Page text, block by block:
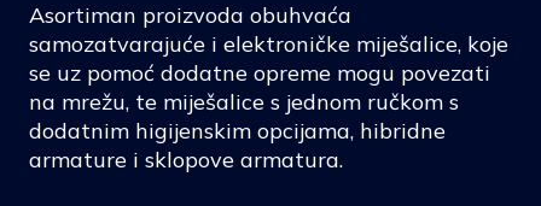
Asortiman proizvoda obuhvaća
samozatvarajuće i elektroničke miješalice, koje
se uz pomoć dodatne opreme mogu povezati
na mrežu, te miješalice s jednom ručkom s
dodatnim higijenskim opcijama, hibridne
armature i sklopove armatura.